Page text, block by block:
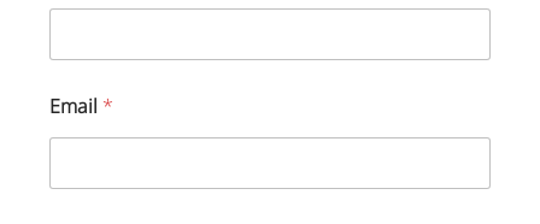
Email *